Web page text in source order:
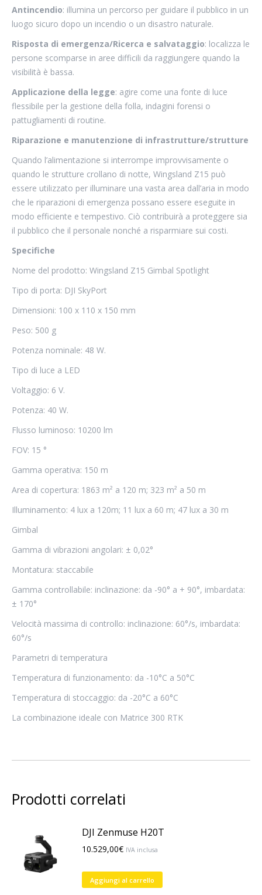
Antincendio: illumina un percorso per guidare il pubblico in un
luogo sicuro dopo un incendio o un disastro naturale.
Risposta di emergenza/Ricerca e salvataggio: localizza le
persone scomparse in aree difficili da raggiungere quando la
visibilità è bassa.
Applicazione della legge: agire come una fonte di luce
flessibile per la gestione della folla, indagini forensi o
pattugliamenti di routine.
Riparazione e manutenzione di infrastrutture/strutture
Quando l’alimentazione si interrompe improvvisamente o
quando le strutture crollano di notte, Wingsland Z15 può
essere utilizzato per illuminare una vasta area dall’aria in modo
che le riparazioni di emergenza possano essere eseguite in
modo efficiente e tempestivo. Ciò contribuirà a proteggere sia
il pubblico che il personale nonché a risparmiare sui costi.
Specifiche
Nome del prodotto: Wingsland Z15 Gimbal Spotlight
Tipo di porta: DJI SkyPort
Dimensioni: 100 x 110 x 150 mm
Peso: 500 g
Potenza nominale: 48 W.
Tipo di luce a LED
Voltaggio: 6 V.
Potenza: 40 W.
Flusso luminoso: 10200 lm
FOV: 15 °
Gamma operativa: 150 m
Area di copertura: 1863 m² a 120 m; 323 m² a 50 m
Illuminamento: 4 lux a 120m; 11 lux a 60 m; 47 lux a 30 m
Gimbal
Gamma di vibrazioni angolari: ± 0,02°
Montatura: staccabile
Gamma controllabile: inclinazione: da -90° a + 90°, imbardata:
± 170°
Velocità massima di controllo: inclinazione: 60°/s, imbardata:
60°/s
Parametri di temperatura
Temperatura di funzionamento: da -10°C a 50°C
Temperatura di stoccaggio: da -20°C a 60°C
La combinazione ideale con Matrice 300 RTK
Prodotti correlati
DJI Zenmuse H20T
10.529,00€ IVA inclusa
Aggiungi al carrello